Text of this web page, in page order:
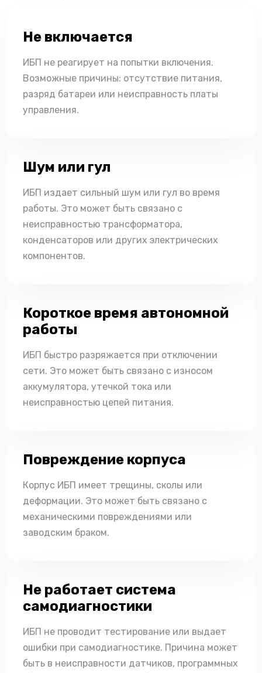
Не включается
ИБП не реагирует на попытки включения.
Возможные причины: отсутствие питания,
разряд батареи или неисправность платы
управления.
Шум или гул
ИБП издает сильный шум или гул во время
работы. Это может быть связано с
неисправностью трансформатора,
конденсаторов или других электрических
компонентов.
Короткое время автономной
работы
ИБП быстро разряжается при отключении
сети. Это может быть связано с износом
аккумулятора, утечкой тока или
неисправностью цепей питания.
Повреждение корпуса
Корпус ИБП имеет трещины, сколы или
деформации. Это может быть связано с
механическими повреждениями или
заводским браком.
Не работает система
самодиагностики
ИБП не проводит тестирование или выдает
ошибки при самодиагностике. Причина может
быть в неисправности датчиков, программных